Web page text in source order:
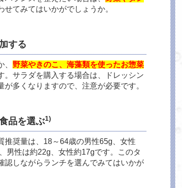
せてみてはいかがでしょうか。
する
野菜やきのこ、海藻類を使ったお惣菜
。サラダを購入する場合は、ドレッシン
多くなりますので、注意が必要です。
品を選ぶ1)
推奨量は、18～64歳の男性65g、女性
男性は約22g、女性約17gです。このタ
認しながらランチを選んでみてはいかが